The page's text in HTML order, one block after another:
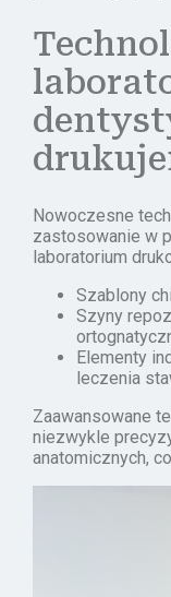
Nowoczesne
zastosowanie w
laboratorium
Szablony
Szyny
Elementy
leczenia
Zaawansowane
niezwykle
anatomicznych,